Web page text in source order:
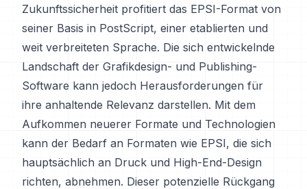
Zukunftssicherheit profitiert das EPSI-Format von
seiner Basis in PostScript, einer etablierten und
weit verbreiteten Sprache. Die sich entwickelnde
Landschaft der Grafikdesign- und Publishing-
Software kann jedoch Herausforderungen für
ihre anhaltende Relevanz darstellen. Mit dem
Aufkommen neuerer Formate und Technologien
kann der Bedarf an Formaten wie EPSI, die sich
hauptsächlich an Druck und High-End-Design
richten, abnehmen. Dieser potenzielle Rückgang